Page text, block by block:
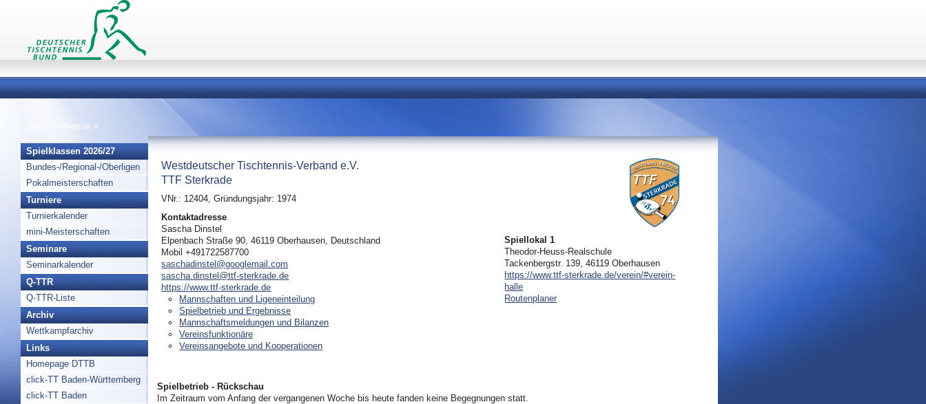
Vereine >
Spielklassen 2026/27
Bundes-/Regional-/Oberligen
Pokalmeisterschaften
Turniere
Turnierkalender
mini-Meisterschaften
Seminare
Seminarkalender
Q-TTR
Q-TTR-Liste
Archiv
Wettkampfarchiv
Links
Homepage DTTB
click-TT Baden-Württemberg
click-TT Baden
Westdeutscher Tischtennis-Verband e.V.
TTF Sterkrade
VNr.: 12404, Gründungsjahr: 1974
Kontaktadresse
Sascha Dinstel
Elpenbach Straße 90, 46119 Oberhausen, Deutschland
Mobil +491722587700
saschadinstel@googlemail.com
sascha.dinstel@ttf-sterkrade.de
https://www.ttf-sterkrade.de
Mannschaften und Ligeneinteilung
Spielbetrieb und Ergebnisse
Mannschaftsmeldungen und Bilanzen
Vereinsfunktionäre
Vereinsangebote und Kooperationen
Spiellokal 1
Theodor-Heuss-Realschule
Tackenbergstr. 139, 46119 Oberhausen
https://www.ttf-sterkrade.de/verein/#verein-
halle
Routenplaner
Spielbetrieb - Rückschau
Im Zeitraum vom Anfang der vergangenen Woche bis heute fanden keine Begegnungen statt.